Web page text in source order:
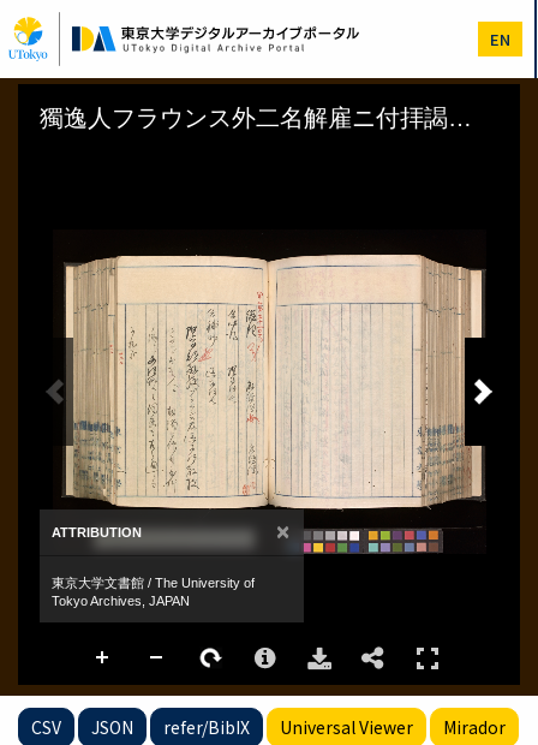
イ
ン
コ
EN
CSV JSON refer/BibIX Universal Viewer Mirador